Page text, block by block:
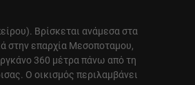
Βρίσκεται ανάμεσα στα
στην επαρχία Μεσοποταμου,
360 μέτρα πάνω από τη
Ο οικισμός περιλαμβάνει